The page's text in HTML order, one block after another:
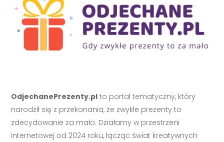
OdjechanePrezenty.pl to portal tematyczny, który
narodził się z przekonania, że zwykłe prezenty to
zdecydowanie za mało. Działamy w przestrzeni
internetowej od 2024 roku, łącząc świat kreatywnych